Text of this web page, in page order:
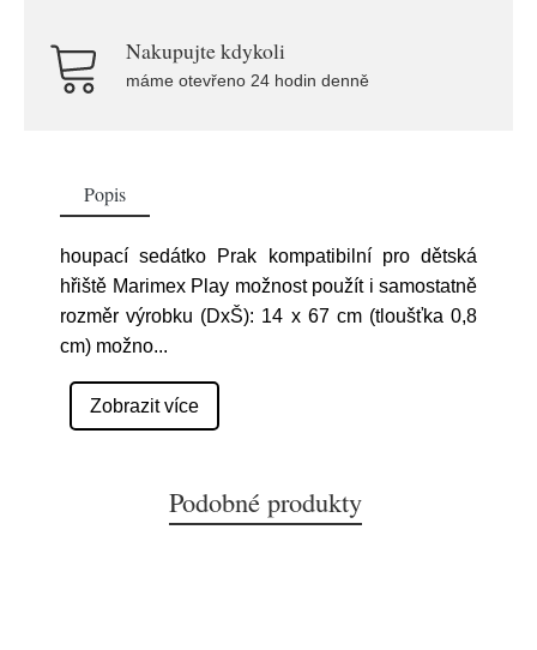
Nakupujte kdykoli
máme otevřeno 24 hodin denně
Popis
houpací sedátko Prak kompatibilní pro dětská
hřiště Marimex Play možnost použít i samostatně
rozměr výrobku (DxŠ): 14 x 67 cm (tloušťka 0,8
cm) možno...
Zobrazit více
Podobné produkty